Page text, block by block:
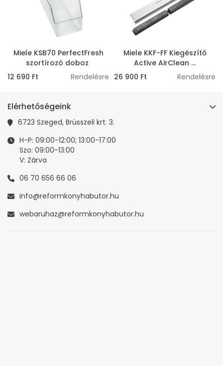
Miele KSB70 PerfectFresh
szortírozó doboz
12 690 Ft
Rendelésre
Miele KKF-FF Kiegészítő
Active AirClean ...
26 900 Ft
Rendelésre
Elérhetőségeink
6723 Szeged, Brüsszeli krt. 3.
H-P: 09:00-12:00; 13:00-17:00
Szo: 09:00-13:00
V: Zárva
06 70 656 66 06
info@reformkonyhabutor.hu
webaruhaz@reformkonyhabutor.hu